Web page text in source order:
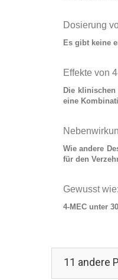
Dosierung
Es gibt keine
Effekte von
Die
eine
Wie andere
für den
Gewusst
4-MEC unter
11 andere